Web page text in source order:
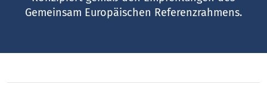
Gemeinsam Europäischen Referenzrahmens.